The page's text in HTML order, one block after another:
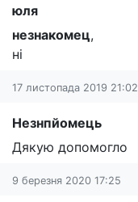
юля
незнакомец,
ні
17 листопада 2019 21:02
Незнпйомець
Дякую допомогло
9 березня 2020 17:25